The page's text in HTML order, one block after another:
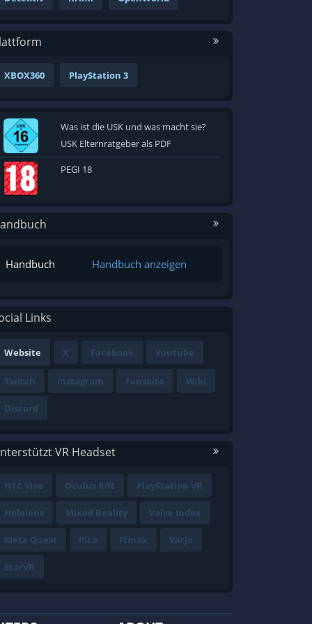
XBOX360 PlayStation 3
Was ist die USK und was macht sie?
USK Elternratgeber als PDF
PEGI 18
Handbuch Handbuch anzeigen
Links
Website X Facebook Youtube
Twitch Instagram Fanseite Wiki
Discord
VR Headset
HTC Vive Oculus Rift PlayStation VR
Hololens Mixed Reality Valve Index
Meta Quest Pico Pimax Varjo
StarVR